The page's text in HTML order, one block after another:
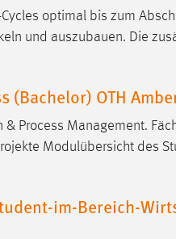
optimal bis zum
und auszubauen. Die
OTH
Process Management.
Modulübersicht des
im-Bereich-